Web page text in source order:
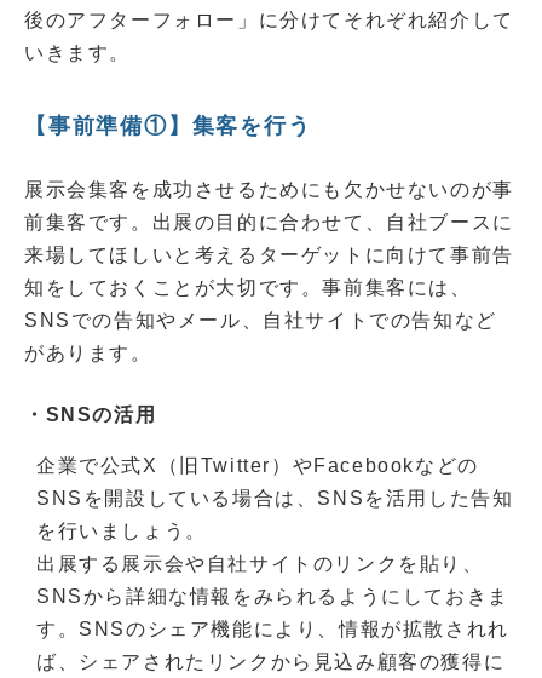
後のアフターフォロー」に分けてそれぞれ紹介して
いきます。
【事前準備①】集客を行う
展示会集客を成功させるためにも欠かせないのが事
前集客です。出展の目的に合わせて、自社ブースに
来場してほしいと考えるターゲットに向けて事前告
知をしておくことが大切です。事前集客には、
SNSでの告知やメール、自社サイトでの告知など
があります。
・SNSの活用
企業で公式X（旧Twitter）やFacebookなどの
SNSを開設している場合は、SNSを活用した告知
を行いましょう。
出展する展示会や自社サイトのリンクを貼り、
SNSから詳細な情報をみられるようにしておきま
す。SNSのシェア機能により、情報が拡散されれ
ば、シェアされたリンクから見込み顧客の獲得に